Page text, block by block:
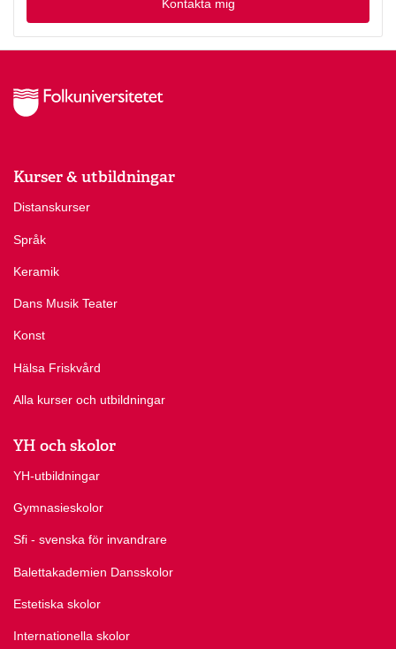
Kontakta mig
Kurser & utbildningar
Distanskurser
Språk
Keramik
Dans Musik Teater
Konst
Hälsa Friskvård
Alla kurser och utbildningar
YH och skolor
YH-utbildningar
Gymnasieskolor
Sfi - svenska för invandrare
Balettakademien Dansskolor
Estetiska skolor
Internationella skolor